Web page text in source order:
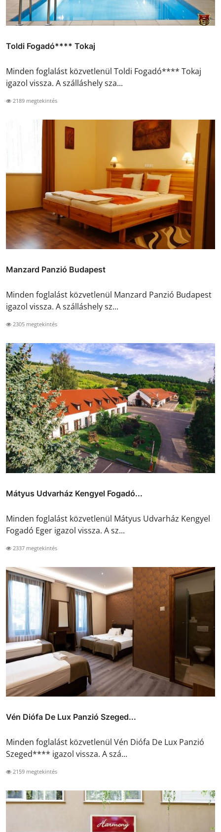
Toldi Fogadó**** Tokaj
Minden foglalást közvetlenül Toldi Fogadó**** Tokaj
igazol vissza. A szálláshely sza...
2189 megtekintés
Manzard Panzió Budapest
Minden foglalást közvetlenül Manzard Panzió Budapest
igazol vissza. A szálláshely sz...
2305 megtekintés
Mátyus Udvarház Kengyel Fogadó...
Minden foglalást közvetlenül Mátyus Udvarház Kengyel
Fogadó Eger igazol vissza. A sz...
2337 megtekintés
Vén Diófa De Lux Panzió Szeged...
Minden foglalást közvetlenül Vén Diófa De Lux Panzió
Szeged**** igazol vissza. A szá...
2159 megtekintés